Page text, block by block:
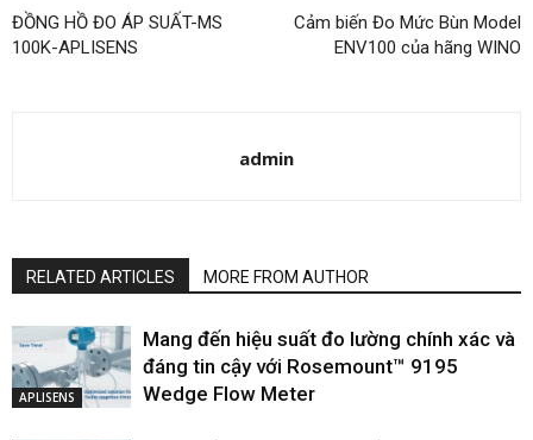
ĐỒNG HỒ ĐO ÁP SUẤT-MS
100K-APLISENS
Cảm biến Đo Mức Bùn Model
ENV100 của hãng WINO
admin
RELATED ARTICLES MORE FROM AUTHOR
APLISENS
Mang đến hiệu suất đo lường chính xác và
đáng tin cậy với Rosemount™ 9195
Wedge Flow Meter